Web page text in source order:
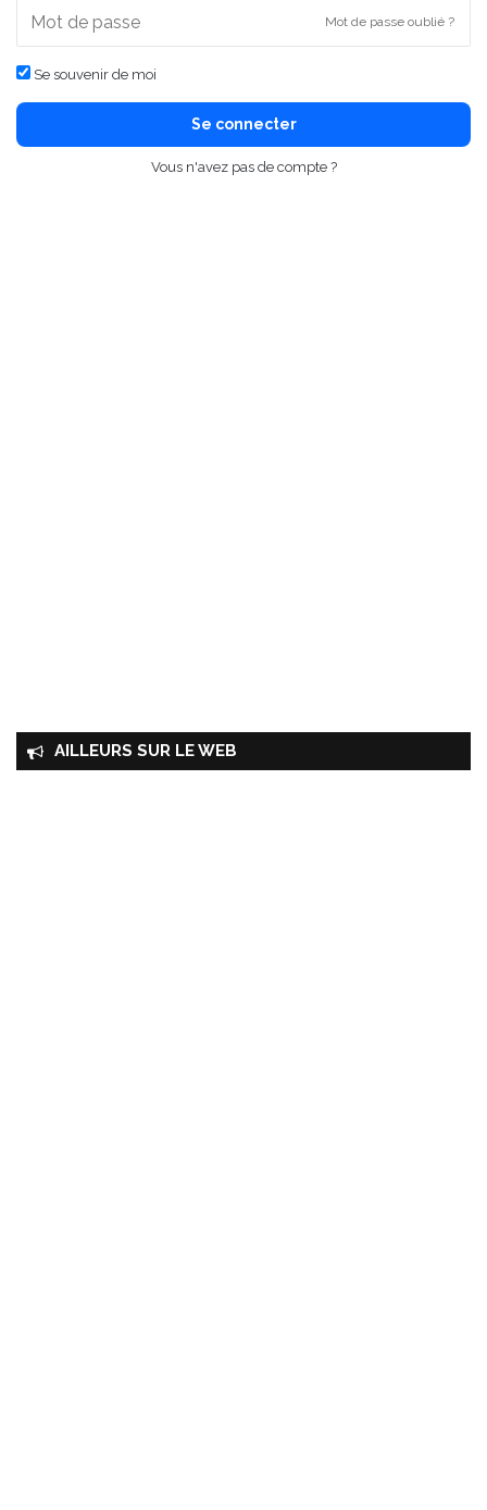
Mot de passe oublié ?
Se souvenir de moi
Se connecter
Vous n'avez pas de compte ?
AILLEURS SUR LE WEB